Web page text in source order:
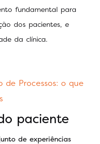
fundamental para
dos pacientes, e
da clínica.
de Processos: o que
paciente
de experiências